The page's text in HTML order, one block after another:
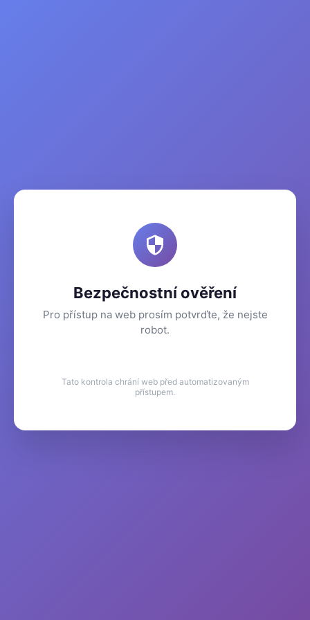
Bezpečnostní ověření
Pro přístup na web prosím potvrďte, že nejste
robot.
Tato kontrola chrání web před automatizovaným
přístupem.